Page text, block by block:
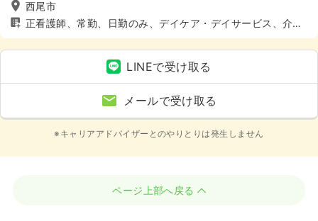
西尾市
正看護師、常勤、日勤のみ、デイケア・デイサービス、介
護・福祉系
LINEで受け取る
メールで受け取る
※キャリアアドバイザーとのやりとりは発生しません
ページ上部へ戻る